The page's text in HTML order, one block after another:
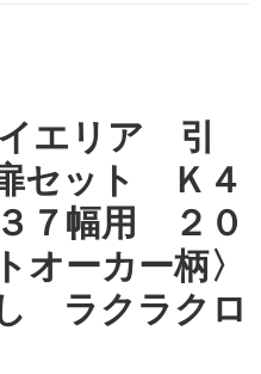
エリア 引
セット Ｋ４
７幅用 ２０
ーカー柄〉
ラクラクロ